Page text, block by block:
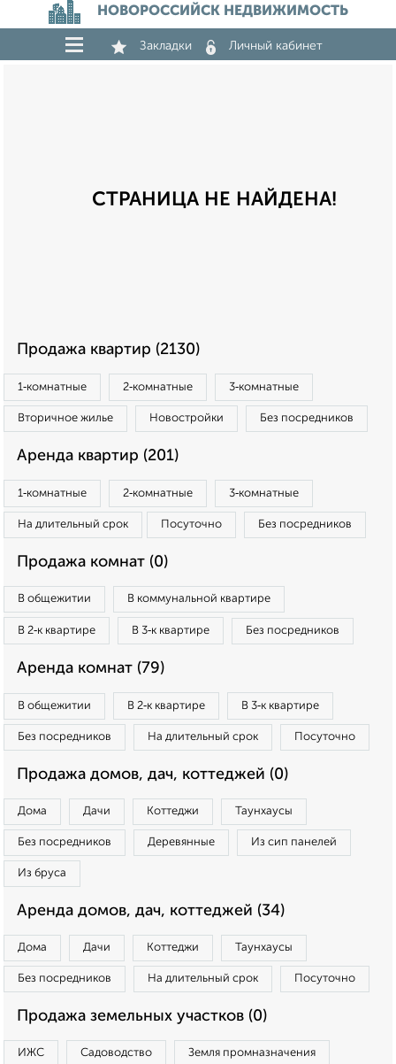
НОВОРОССИЙСК НЕДВИЖИМОСТЬ
Закладки Личный кабинет
СТРАНИЦА НЕ НАЙДЕНА!
Продажа квартир (2130)
1‑комнатные 2‑комнатные 3‑комнатные
Вторичное жилье Новостройки Без посредников
Аренда квартир (201)
1‑комнатные 2‑комнатные 3‑комнатные
На длительный срок Посуточно Без посредников
Продажа комнат (0)
В общежитии В коммунальной квартире
В 2‑к квартире В 3‑к квартире Без посредников
Аренда комнат (79)
В общежитии В 2‑к квартире В 3‑к квартире
Без посредников На длительный срок Посуточно
Продажа домов, дач, коттеджей (0)
Дома Дачи Коттеджи Таунхаусы
Без посредников Деревянные Из сип панелей
Из бруса
Аренда домов, дач, коттеджей (34)
Дома Дачи Коттеджи Таунхаусы
Без посредников На длительный срок Посуточно
Продажа земельных участков (0)
ИЖС Садоводство Земля промназначения